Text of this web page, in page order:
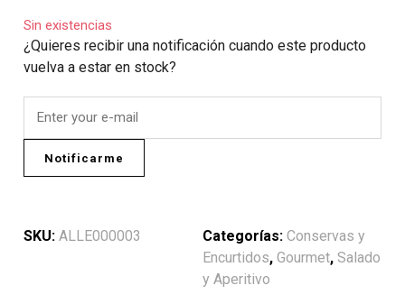
Sin existencias
¿Quieres recibir una notificación cuando este producto
vuelva a estar en stock?
Notificarme
SKU: ALLE000003 Categorías: Conservas y
Encurtidos, Gourmet, Salado
y Aperitivo